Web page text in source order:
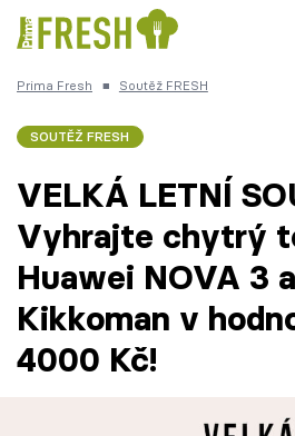
Česká kuchyně
Recepty
Prima Fresh ■ Soutěž FRESH
SOUTĚŽ FRESH
VELKÁ LETNÍ
Vyhrajte chytrý
Huawei NOVA 3
Kikkoman v
4000 Kč!